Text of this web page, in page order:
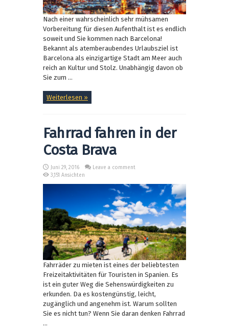
Nach einer wahrscheinlich sehr mühsamen
Vorbereitung für diesen Aufenthalt ist es endlich
soweit und Sie kommen nach Barcelona!
Bekannt als atemberaubendes Urlaubsziel ist
Barcelona als einzigartige Stadt am Meer auch
reich an Kultur und Stolz. Unabhängig davon ob
Sie zum ...
Weiterlesen »
Fahrrad fahren in der
Costa Brava
Juni 29, 2016
Leave a comment
3,151 Ansichten
Fahrräder zu mieten ist eines der beliebtesten
Freizeitaktivitäten für Touristen in Spanien. Es
ist ein guter Weg die Sehenswürdigkeiten zu
erkunden. Da es kostengünstig, leicht,
zugänglich und angenehm ist. Warum sollten
Sie es nicht tun? Wenn Sie daran denken Fahrrad
...